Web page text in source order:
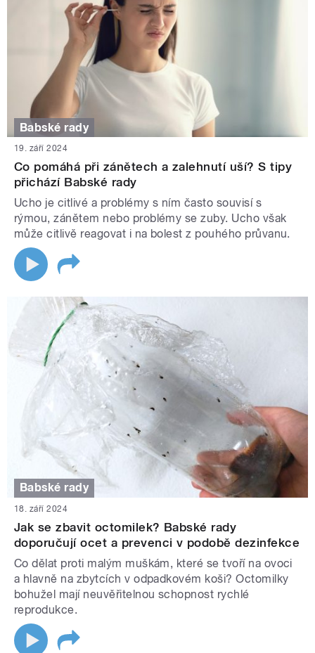
Babské rady
19. září 2024
Co pomáhá při zánětech a zalehnutí uší? S tipy
přichází Babské rady
Ucho je citlivé a problémy s ním často souvisí s
rýmou, zánětem nebo problémy se zuby. Ucho však
může citlivě reagovat i na bolest z pouhého průvanu.
Babské rady
18. září 2024
Jak se zbavit octomilek? Babské rady
doporučují ocet a prevenci v podobě dezinfekce
Co dělat proti malým muškám, které se tvoří na ovoci
a hlavně na zbytcích v odpadkovém koši? Octomilky
bohužel mají neuvěřitelnou schopnost rychlé
reprodukce.